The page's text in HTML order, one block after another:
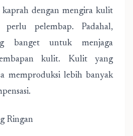
kaprah dengan mengira kulit
perlu pelembap. Padahal,
banget untuk menjaga
kulit. Kulit yang
memproduksi lebih banyak
Ringan